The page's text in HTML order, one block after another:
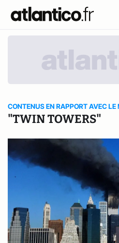
CONTENUS EN RAPPORT AVEC
"TWIN TOWERS"